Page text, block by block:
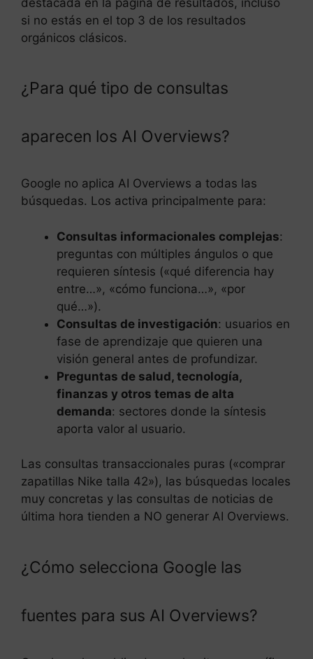
si no estás en el top 3 de los resultados
orgánicos clásicos.
¿Para qué tipo de consultas
aparecen los AI Overviews?
Google no aplica AI Overviews a todas las
búsquedas. Los activa principalmente para:
Consultas informacionales complejas:
preguntas con múltiples ángulos o que
requieren síntesis («qué diferencia hay
entre…», «cómo funciona…», «por
qué…»).
Consultas de investigación: usuarios en
fase de aprendizaje que quieren una
visión general antes de profundizar.
Preguntas de salud, tecnología,
finanzas y otros temas de alta
demanda: sectores donde la síntesis
aporta valor al usuario.
Las consultas transaccionales puras («comprar
zapatillas Nike talla 42»), las búsquedas locales
muy concretas y las consultas de noticias de
última hora tienden a NO generar AI Overviews.
¿Cómo selecciona Google las
fuentes para sus AI Overviews?